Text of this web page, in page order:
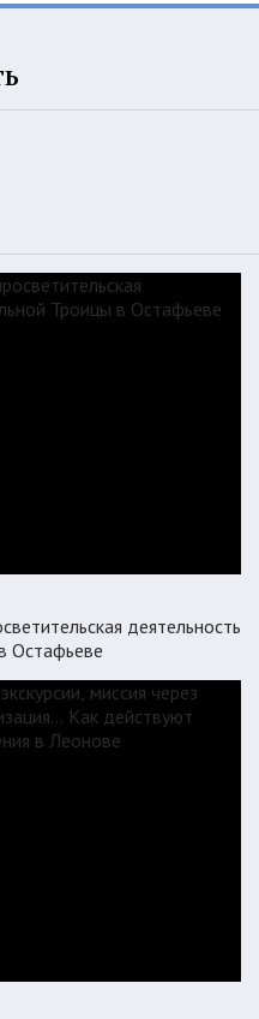
деятельность
Остафьеве